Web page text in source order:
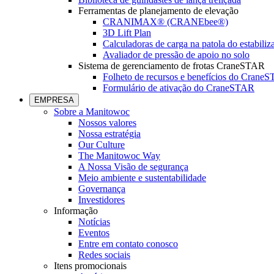
Ferramentas de planejamento de elevação
CRANIMAX® (CRANEbee®)
3D Lift Plan
Calculadoras de carga na patola do
Avaliador de pressão de apoio no solo
Sistema de gerenciamento de frotas CraneSTAR
Folheto de recursos e benefícios do
Formulário de ativação do CraneSTAR
EMPRESA
Sobre a Manitowoc
Nossos valores
Nossa estratégia
Our Culture
The Manitowoc Way
A Nossa Visão de segurança
Meio ambiente e sustentabilidade
Governança
Investidores
Informação
Notícias
Eventos
Entre em contato conosco
Redes sociais
Itens promocionais